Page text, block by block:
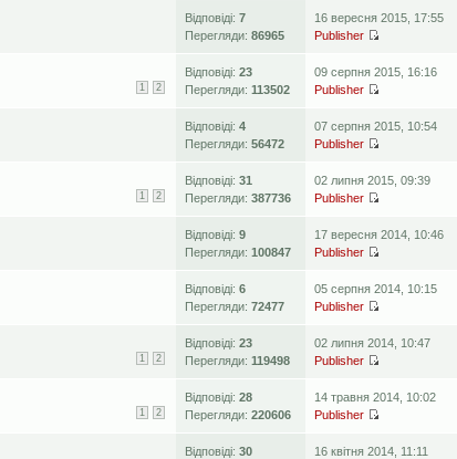
Відповіді: 7
Перегляди: 86965
16 вересня 2015, 17:55
Publisher
1 2
Відповіді: 23
Перегляди: 113502
09 серпня 2015, 16:16
Publisher
Відповіді: 4
Перегляди: 56472
07 серпня 2015, 10:54
Publisher
1 2
Відповіді: 31
Перегляди: 387736
02 липня 2015, 09:39
Publisher
Відповіді: 9
Перегляди: 100847
17 вересня 2014, 10:46
Publisher
Відповіді: 6
Перегляди: 72477
05 серпня 2014, 10:15
Publisher
1 2
Відповіді: 23
Перегляди: 119498
02 липня 2014, 10:47
Publisher
1 2
Відповіді: 28
Перегляди: 220606
14 травня 2014, 10:02
Publisher
Відповіді: 30
16 квітня 2014, 11:11